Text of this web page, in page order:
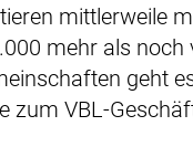
mittlerweile
mehr als noch
geht
zum VBL-